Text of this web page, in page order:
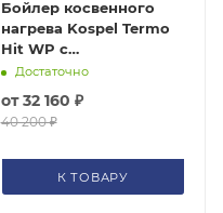
Бойлер косвенного
нагрева Kospel Termo
Hit WP с
возможностью
настенный
Достаточно
от32 160 ₽
40 200 ₽
К ТОВАРУ